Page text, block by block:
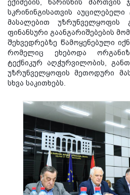
ექიმების, ხარისხის მართვის
სკრინინგისათვის
მასალებით უზრუნველყოფის
ფინანსური გაანგარიშებების
შეხვედრებზე წამოყენებული
რომელიც ეხებოდა
ტექნიკურ აღჭურვილობის,
უზრუნველყოფის მეთოდური
სხვა საკითხებს.